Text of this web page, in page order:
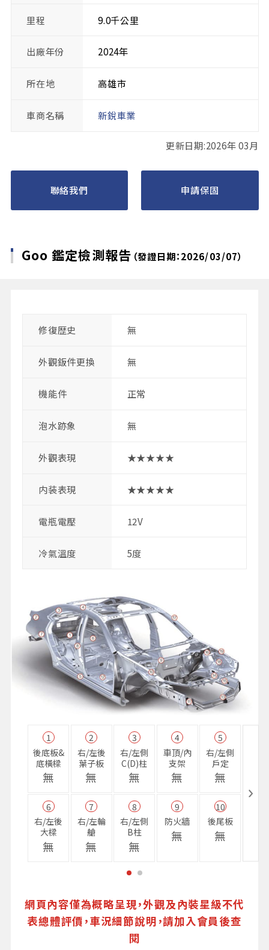
里程 9.0千公里
出廠年份 2024年
所在地 高雄市
車商名稱 新銳車業
更新日期:2026年 03月
聯絡我們 申請保固
Goo 鑑定檢測報告 （發證日期：2026/03/07）
修復歴史 無
外觀鈑件更換 無
機能件 正常
泡水跡象 無
外觀表現 ★★★★★
内装表現 ★★★★★
電瓶電壓 12V
冷氣溫度 5度
1
後底板&
底橫樑
無
2
右/左後
葉子板
無
3
右/左側
C(D)柱
無
4
車頂/內
支架
無
5
右/左側
戶定
無
6
右/左後
大樑
無
7
右/左輪
艙
無
8
右/左側
B柱
無
9
防火牆
無
10
後尾板
無
網頁內容僅為概略呈現，外觀及內裝星級不代
表總體評價，車況細節說明，請加入會員後查
閱